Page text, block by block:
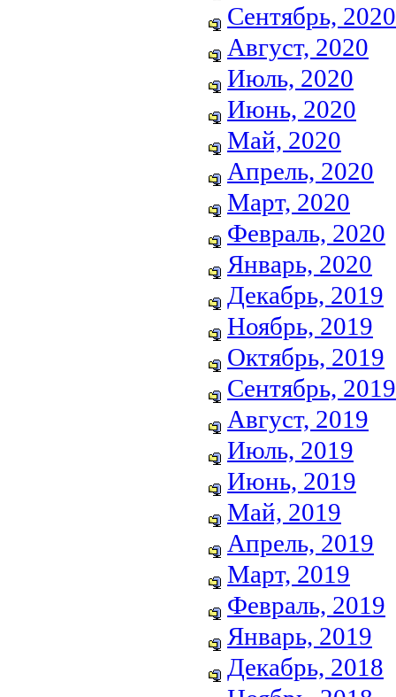
Сентябрь, 2020
Август, 2020
Июль, 2020
Июнь, 2020
Май, 2020
Апрель, 2020
Март, 2020
Февраль, 2020
Январь, 2020
Декабрь, 2019
Ноябрь, 2019
Октябрь, 2019
Сентябрь, 2019
Август, 2019
Июль, 2019
Июнь, 2019
Май, 2019
Апрель, 2019
Март, 2019
Февраль, 2019
Январь, 2019
Декабрь, 2018